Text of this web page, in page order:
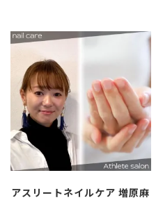
アスリートネイルケア 増原麻